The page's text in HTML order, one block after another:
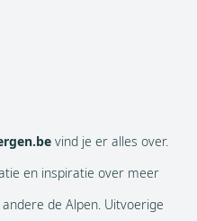
vind je er alles over.
en inspiratie over meer
de Alpen. Uitvoerige